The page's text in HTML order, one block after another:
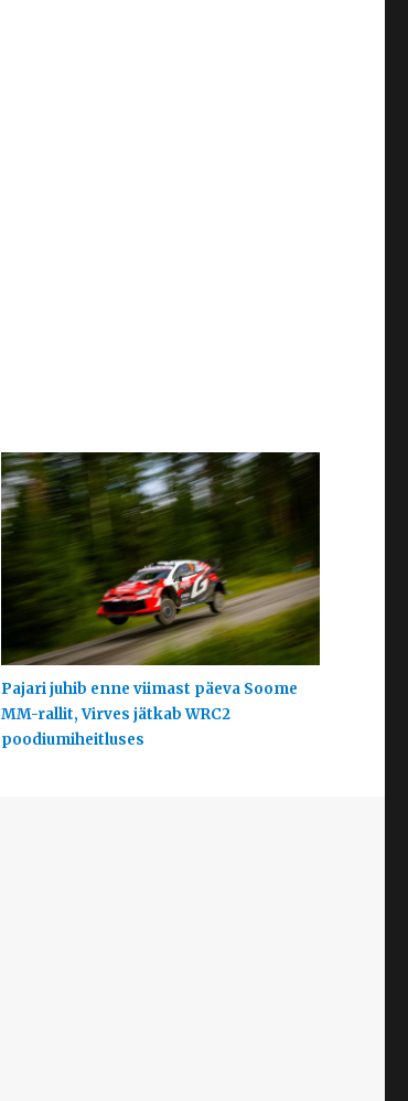
Pajari juhib enne viimast päeva Soome
MM-rallit, Virves jätkab WRC2
poodiumiheitluses